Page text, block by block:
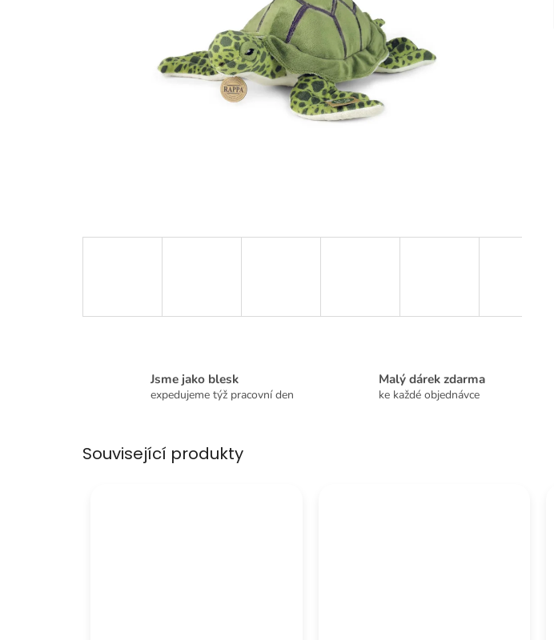
Jsme jako blesk
expedujeme týž pracovní den
Malý dárek zdarma
ke každé objednávce
Související produkty